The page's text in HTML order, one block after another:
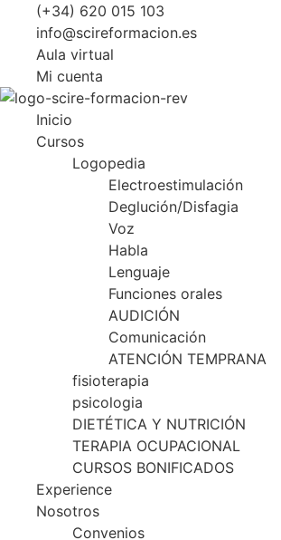
contenido
(+34) 620 015 103
info@scireformacion.es
Aula virtual
Mi cuenta
Inicio
Cursos
Logopedia
Electroestimulación
Deglución/Disfagia
Voz
Habla
Lenguaje
Funciones orales
AUDICIÓN
Comunicación
ATENCIÓN TEMPRANA
fisioterapia
psicologia
DIETÉTICA Y NUTRICIÓN
TERAPIA OCUPACIONAL
CURSOS BONIFICADOS
Experience
Nosotros
Convenios